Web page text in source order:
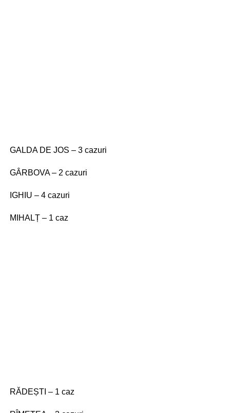
GALDA DE JOS – 3 cazuri
GÂRBOVA – 2 cazuri
IGHIU – 4 cazuri
MIHALȚ – 1 caz
RĂDEȘTI – 1 caz